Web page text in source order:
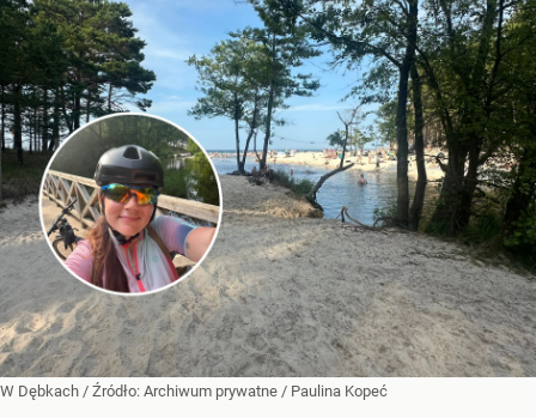
W Dębkach / Źródło: Archiwum prywatne / Paulina Kopeć